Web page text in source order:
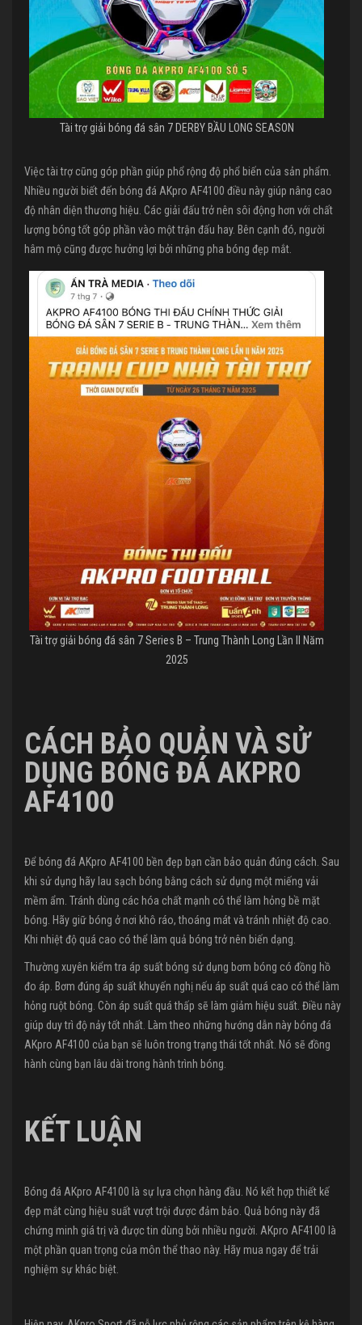
Tài trợ giải bóng đá sân 7 DERBY BẦU LONG SEASON
Việc tài trợ cũng góp phần giúp phổ rộng độ phổ biến của sản phẩm.
Nhiều người biết đến bóng đá AKpro AF4100 điều này giúp nâng cao
độ nhân diện thương hiệu. Các giải đấu trở nên sôi động hơn với chất
lượng bóng tốt góp phần vào một trận đấu hay. Bên cạnh đó, người
hâm mộ cũng được hưởng lợi bởi những pha bóng đẹp mắt.
Tài trợ giải bóng đá sân 7 Series B – Trung Thành Long Lần II Năm
2025
CÁCH BẢO QUẢN VÀ SỬ
DỤNG BÓNG ĐÁ AKPRO
AF4100
Để bóng đá AKpro AF4100 bền đẹp bạn cần bảo quản đúng cách. Sau
khi sử dụng hãy lau sạch bóng bằng cách sử dụng một miếng vải
mềm ẩm. Tránh dùng các hóa chất mạnh có thể làm hỏng bề mặt
bóng. Hãy giữ bóng ở nơi khô ráo, thoáng mát và tránh nhiệt độ cao.
Khi nhiệt độ quá cao có thể làm quả bóng trở nên biến dạng.
Thường xuyên kiểm tra áp suất bóng sử dụng bơm bóng có đồng hồ
đo áp. Bơm đúng áp suất khuyến nghị nếu áp suất quá cao có thể làm
hỏng ruột bóng. Còn áp suất quá thấp sẽ làm giảm hiệu suất. Điều này
giúp duy trì độ nảy tốt nhất. Làm theo những hướng dẫn này bóng đá
AKpro AF4100 của bạn sẽ luôn trong trạng thái tốt nhất. Nó sẽ đồng
hành cùng bạn lâu dài trong hành trình bóng.
KẾT LUẬN
Bóng đá AKpro AF4100 là sự lựa chọn hàng đầu. Nó kết hợp thiết kế
đẹp mắt cùng hiệu suất vượt trội được đảm bảo. Quả bóng này đã
chứng minh giá trị và được tin dùng bởi nhiều người. AKpro AF4100 là
một phần quan trọng của môn thể thao này. Hãy mua ngay để trải
nghiệm sự khác biệt.